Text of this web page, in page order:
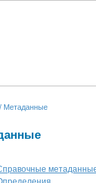
/ Метаданные